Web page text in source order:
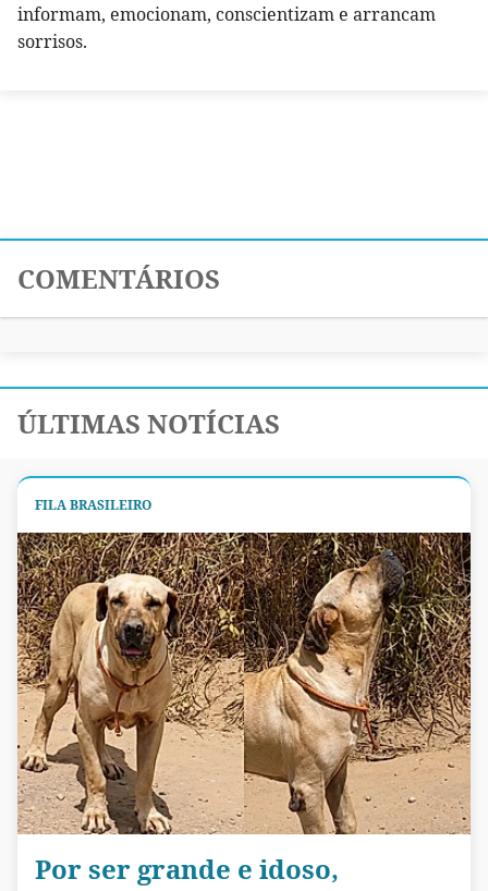
informam, emocionam, conscientizam e arrancam
sorrisos.
COMENTÁRIOS
ÚLTIMAS NOTÍCIAS
FILA BRASILEIRO
Por ser grande e idoso,